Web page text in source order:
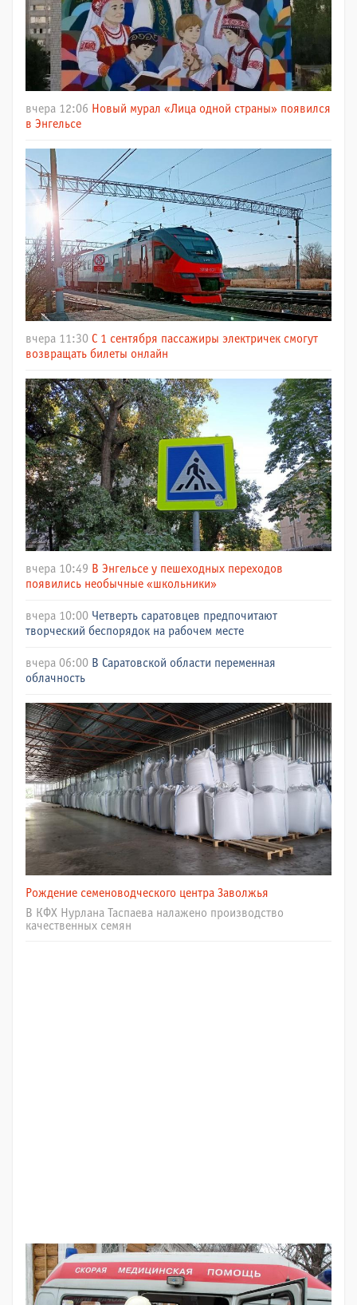
вчера 12:06 Новый мурал «Лица одной страны» появился
в Энгельсе
вчера 11:30 С 1 сентября пассажиры электричек смогут
возвращать билеты онлайн
вчера 10:49 В Энгельсе у пешеходных переходов
появились необычные «школьники»
вчера 10:00 Четверть саратовцев предпочитают
творческий беспорядок на рабочем месте
вчера 06:00 В Саратовской области переменная
облачность
Рождение семеноводческого центра Заволжья
В КФХ Нурлана Таспаева налажено производство
качественных семян